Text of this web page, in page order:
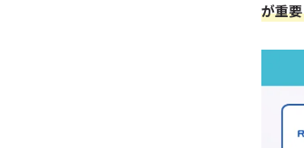
が重要